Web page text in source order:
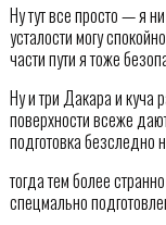
Ну тут все просто — я
усталости могу
части пути я тоже
Ну и три Дакара и куча
поверхности всеже
подготовка безследно
тогда тем более
спецмально